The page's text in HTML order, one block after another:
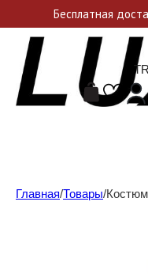
Уникальные акции и
Главная/Товары/
Бесплатная